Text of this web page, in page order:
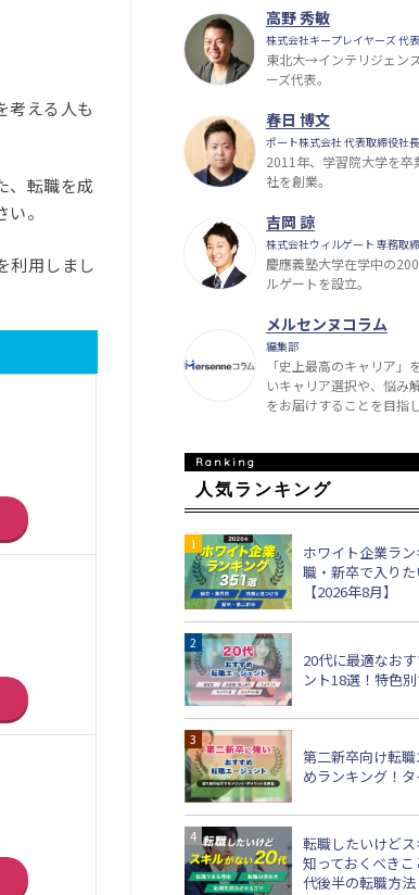
考える人も
、転職を成
。
利用しまし
高野 秀敏
株式会社キープレイヤーズ 代
東北大→インテリジェン
ーズ代表。
春日 博文
ポート株式会社 代表取締役社長
2011年、学習院大学を卒
社を創業。
吉岡 諒
株式会社ウィルゲート 専務取
慶應義塾大学在学中の
ルゲートを設立。
メルセンヌコラム
編集部
「史上最高のキャリア」
いキャリア選択や、悩み
をお届けすることを目指
人気ランキング
ホワイト企業ラ
職・新卒で入り
【2026年8月】
20代に最適なお
ント18選！特色
第二新卒向け転
めランキング！
転職したいけど
知っておくべき
代後半の転職方法